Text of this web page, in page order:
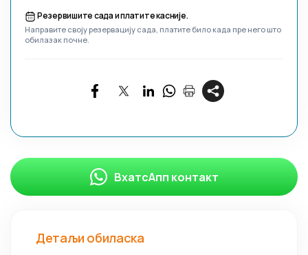
Детаљи обиласка
Резервишите сада и платите касније.
Направите своју резервацију сада, платите било када пре него што
обилазак почне.
ВхатсАпп контакт